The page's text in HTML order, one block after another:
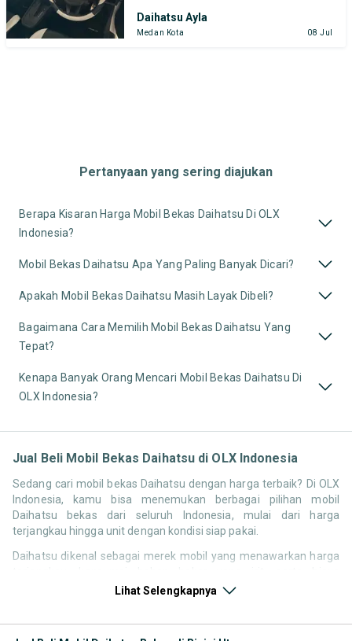
Daihatsu Ayla
Medan Kota 08 Jul
Pertanyaan yang sering diajukan
Berapa Kisaran Harga Mobil Bekas Daihatsu Di OLX
Indonesia?
Mobil Bekas Daihatsu Apa Yang Paling Banyak Dicari?
Apakah Mobil Bekas Daihatsu Masih Layak Dibeli?
Bagaimana Cara Memilih Mobil Bekas Daihatsu Yang
Tepat?
Kenapa Banyak Orang Mencari Mobil Bekas Daihatsu Di
OLX Indonesia?
Jual Beli Mobil Bekas Daihatsu di OLX Indonesia
Sedang cari mobil bekas Daihatsu dengan harga terbaik? Di OLX
Indonesia, kamu bisa menemukan berbagai pilihan mobil
Daihatsu bekas dari seluruh Indonesia, mulai dari harga
terjangkau hingga unit dengan kondisi siap pakai.
Daihatsu dikenal sebagai merek mobil yang menawarkan harga
perawatan yang relatif rendah. Hal ini membuat pencarian
Lihat Selengkapnya